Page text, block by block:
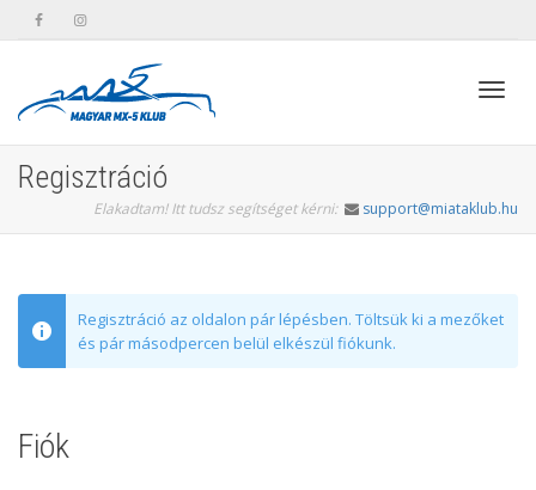
Regisztráció
Elakadtam! Itt tudsz segítséget kérni: support@miataklub.hu
Regisztráció az oldalon pár lépésben. Töltsük ki a mezőket
és pár másodpercen belül elkészül fiókunk.
Fiók